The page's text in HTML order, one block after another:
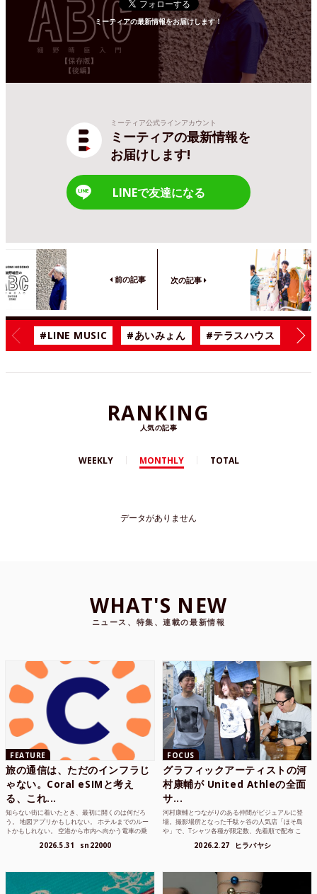
ミーティアの最新情報をお届けします！
ミーティア公式ラインアカウント
ミーティアの最新情報を
お届けします!
LINEで友達になる
前の記事 次の記事
#LINE MUSIC #あいみょん #テラスハウス #漫
RANKING
人気の記事
WEEKLY MONTHLY TOTAL
データがありません
WHAT'S NEW
ニュース、特集、連載の最新情報
FEATURE
旅の通信は、ただのインフラじ
ゃない。Coral eSIMと考え
る、これ...
知らない街に着いたとき、最初に開くのは何だろ
う。 地図アプリかもしれない。 ホテルまでのルー
トかもしれない。 空港から市内へ向かう電車の乗
2026.5.31 sn22000
FOCUS
グラフィックアーティストの河
村康輔が United Athleの全面
サ...
河村康輔とつながりのある仲間がビジュアルに登
場。撮影場所となった千駄ヶ谷の人気店「ほそ島
や」で、Tシャツ各種が限定数、先着順で配布 こ
2026.2.27 ヒラバヤシ